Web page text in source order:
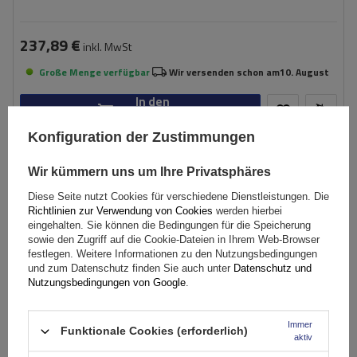
237,89 € inkl. MwSt
Große Menge verfügbar Wir versenden schon am10. August
In den
Konfiguration der Zustimmungen
Wir kümmern uns um Ihre Privatsphäres
Diese Seite nutzt Cookies für verschiedene Dienstleistungen. Die
Richtlinien zur Verwendung von Cookies werden hierbei
eingehalten. Sie können die Bedingungen für die Speicherung
sowie den Zugriff auf die Cookie-Dateien in Ihrem Web-Browser
festlegen. Weitere Informationen zu den Nutzungsbedingungen
und zum Datenschutz finden Sie auch unter Datenschutz und
Nutzungsbedingungen von Google.
Funktionale Cookies (erforderlich)
Immer
aktiv